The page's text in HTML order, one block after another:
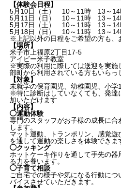
【体験会日程】
5月10日（土） 10～11時 13～
5月11日（日） 10～11時 13～
5月17日（土） 10～11時 13～
5月18日（日） 10～11時 13～
※上記以外の日程をご希望の方も、
【場所】
米子市上福原2丁目17-5
アイビー米子教室
※実際の利用に際しては送迎を実施
部町から利用されている方もいらっ
【対象】
未就学の保育園児、幼稚園児、小学
※特に診断はしていなくても、発達
加いただけます
【内容】
◯運動体験
専門のスタッフがお子様の成長に
します。
マット運動、トランポリン、感覚遊
を通して運動の楽しさを体験できま
◯クッキング
ホットケーキ作りを通して手先の
る力を養います。
◯子育て相談
ご自宅での様子や気になる行動に
バイスさせていただきます。